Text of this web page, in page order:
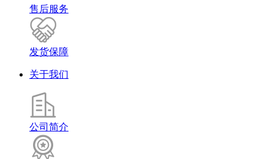
售后服务
发货保障
关于我们
公司简介